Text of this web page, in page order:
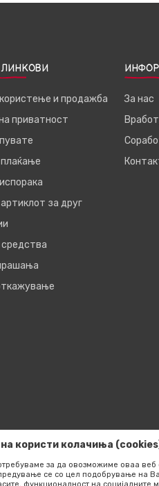
и продажба
приватност
за друг
За нас
користи колачиња
за да овозможиме оваа веб
се со цел подобрување на